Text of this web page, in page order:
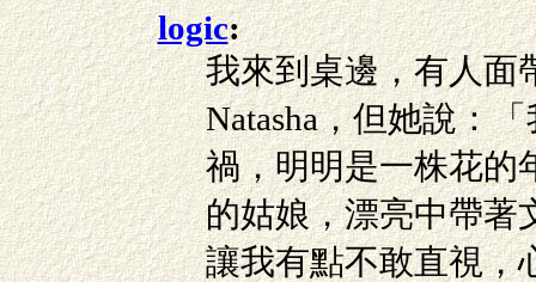
logic:
我來到桌邊，有人面
Natasha，但她說：
禍，明明是一株花的
的姑娘，漂亮中帶著
讓我有點不敢直視，